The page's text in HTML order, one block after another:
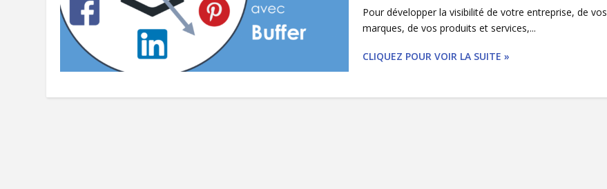
Pour développer la visibilité de votre entreprise, de vos
marques, de vos produits et services,...
CLIQUEZ POUR VOIR LA SUITE »